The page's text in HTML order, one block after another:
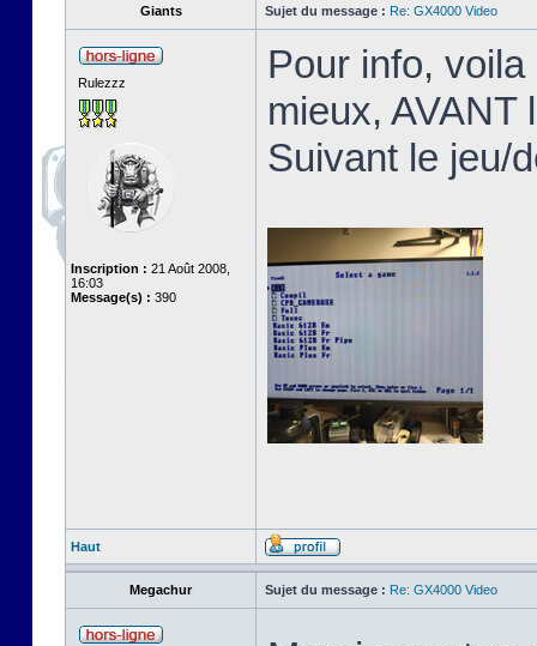
Giants Sujet du message : Re: GX4000 Video
Rulezzz
Inscription : 21 Août 2008,
16:03
Message(s) : 390
Pour info,
mieux, AVANT
Suivant le jeu/
Haut
Megachur Sujet du message : Re: GX4000 Video